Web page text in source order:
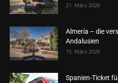
21. März 2026
Almería – die
Andalusien
15. März 2026
Spanien-Ticket